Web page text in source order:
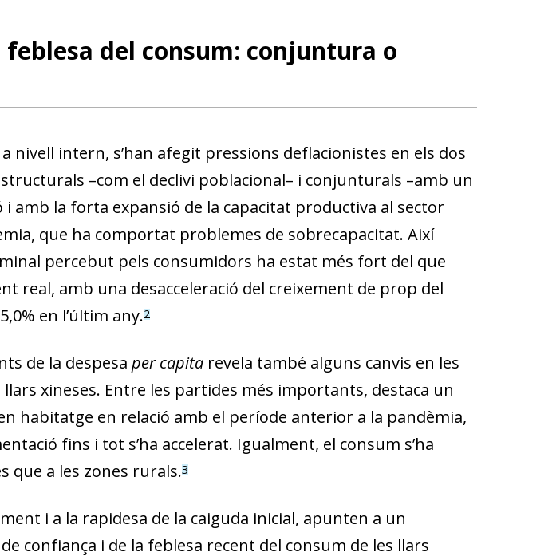
del consum: conjuntura o
nivell intern, s’han afegit pressions deflacionistes en els dos
–com el declivi poblacional– i conjunturals –amb un
amb la forta expansió de la capacitat productiva al sector
que ha comportat problemes de sobrecapacitat. Així
percebut pels consumidors ha estat més fort del que
real, amb una desacceleració del creixement de prop del
en l’últim any.2
de la despesa per capitarevela també alguns canvis en les
xineses. Entre les partides més importants, destaca un
habitatge en relació amb el període anterior a la pandèmia,
fins i tot s’ha accelerat. Igualment, el consum s’ha
que a les zones rurals.3
i a la rapidesa de la caiguda inicial, apunten a un
confiança i de la feblesa recent del consum de les llars